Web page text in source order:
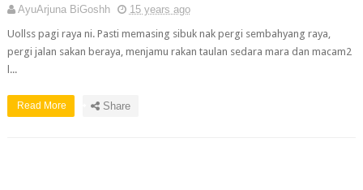
AyuArjuna BiGoshh
15 years ago
Uollss pagi raya ni. Pasti memasing sibuk nak pergi sembahyang raya,
pergi jalan sakan beraya, menjamu rakan taulan sedara mara dan macam2
l...
Read More Share